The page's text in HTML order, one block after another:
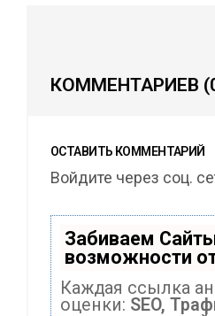
КОММЕНТАРИЕВ
ОСТАВИТЬ КОММЕНТАРИЙ
Войдите через соц.
Забиваем
возможности
Каждая ссылка
оценки: SEO,